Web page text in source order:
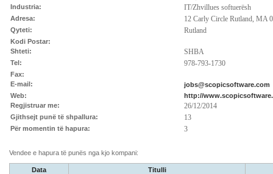
Industria: IT/Zhvillues softuerësh
Adresa: 12 Carly Circle Rutland, MA
Qyteti: Rutland
Kodi Postar:
Shteti:
SHBA
Tel: 978-793-1730
Fax:
E-mail:
jobs@scopicsoftware.com
Web:
http://
Regjistruar me:
26/12/2014
Gjithsejt punë të shpallura: 13
Për momentin të hapura: 3
Vendee e hapura të punës nga kjo kompani:
Data Titulli